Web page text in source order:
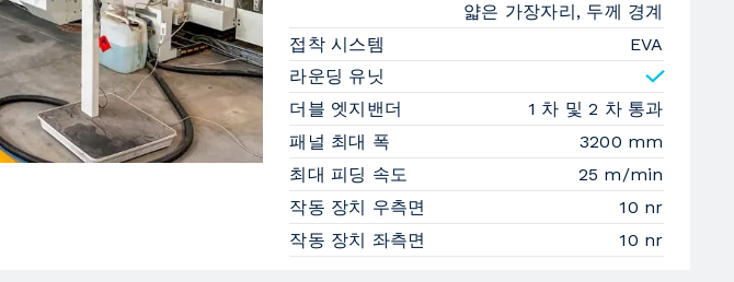
얇은 가장자리, 두께 경계
접착 시스템
EVA
라운딩 유닛
더블 엣지밴더
1 차 및 2 차 통과
패널 최대 폭
3200 mm
최대 피딩 속도
25 m/min
작동 장치 우측면
10 nr
작동 장치 좌측면
10 nr